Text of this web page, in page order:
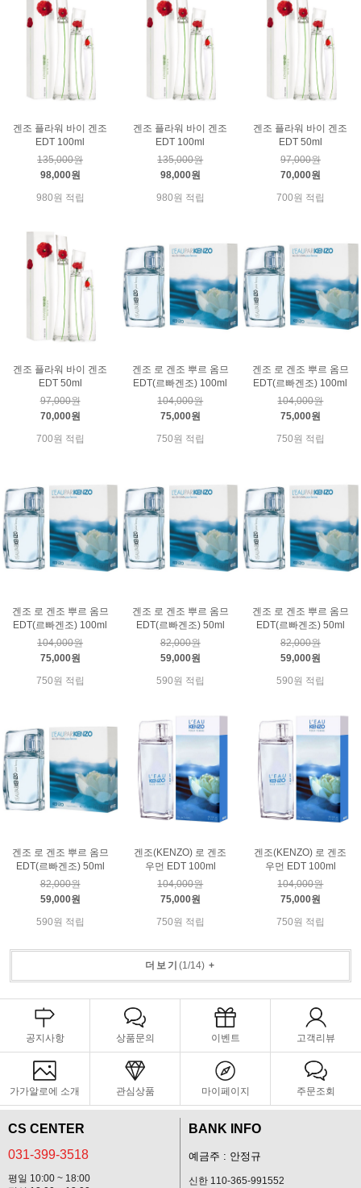
겐조 플라워 바이 겐조
EDT 100ml
135,000원
98,000원
980원 적립
겐조 플라워 바이 겐조
EDT 100ml
135,000원
98,000원
980원 적립
겐조 플라워 바이 겐조
EDT 50ml
97,000원
70,000원
700원 적립
겐조 플라워 바이 겐조
EDT 50ml
97,000원
70,000원
700원 적립
겐조 로 겐조 뿌르 옴므
EDT(르빠겐조) 100ml
104,000원
75,000원
750원 적립
겐조 로 겐조 뿌르 옴므
EDT(르빠겐조) 100ml
104,000원
75,000원
750원 적립
겐조 로 겐조 뿌르 옴므
EDT(르빠겐조) 100ml
104,000원
75,000원
750원 적립
겐조 로 겐조 뿌르 옴므
EDT(르빠겐조) 50ml
82,000원
59,000원
590원 적립
겐조 로 겐조 뿌르 옴므
EDT(르빠겐조) 50ml
82,000원
59,000원
590원 적립
겐조 로 겐조 뿌르 옴므
EDT(르빠겐조) 50ml
82,000원
59,000원
590원 적립
겐조(KENZO) 로 겐조
우먼 EDT 100ml
104,000원
75,000원
750원 적립
겐조(KENZO) 로 겐조
우먼 EDT 100ml
104,000원
75,000원
750원 적립
더보기 (1/14) +
공지사항 상품문의 이벤트 고객리뷰
가가알로에 소개 관심상품 마이페이지 주문조회
CS CENTER
031-399-3518
평일 10:00 ~ 18:00
BANK INFO
예금주 : 안정규
신한 110-365-991552